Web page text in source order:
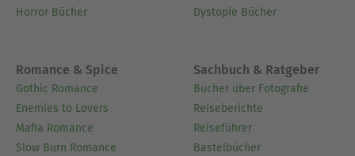
Horror Bücher
Dystopie Bücher
Romance & Spice
Gothic Romance
Enemies to Lovers
Mafia Romance
Slow Burn Romance
Sachbuch & Ratgeber
Bücher über Fotografie
Reiseberichte
Reiseführer
Bastelbücher